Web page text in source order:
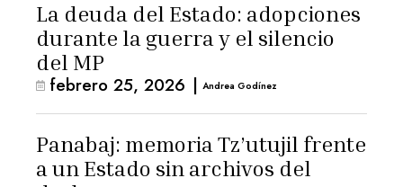
La deuda del Estado: adopciones
durante la guerra y el silencio
del MP
febrero 25, 2026 | Andrea Godínez
Panabaj: memoria Tz’utujil frente
a un Estado sin archivos del